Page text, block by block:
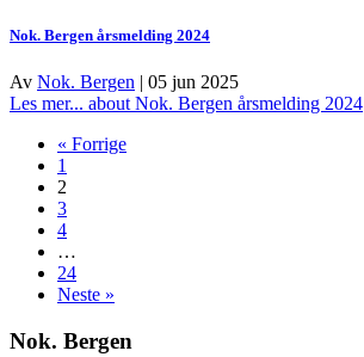
Nok. Bergen årsmelding 2024
Av Nok. Bergen | 05 jun 2025
Les mer... about Nok. Bergen årsmelding 2024
« Forrige
1
2
3
4
…
24
Neste »
Nok. Bergen